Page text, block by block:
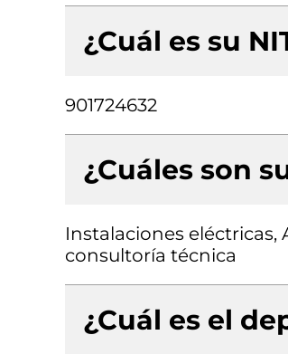
¿Cuál es su
901724632
¿Cuáles son
Instalaciones
consultoría técnica
¿Cuál es el